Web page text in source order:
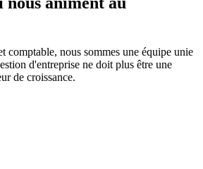
comptable, nous sommes une équipe unie
d'entreprise ne doit plus être une
de croissance.